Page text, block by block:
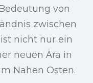
von
zwischen
nicht nur ein
neuen Ära in
Nahen Osten.